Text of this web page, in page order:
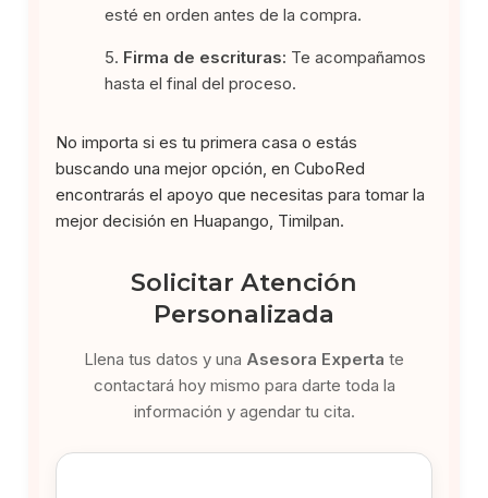
esté en orden antes de la compra.
Firma de escrituras: Te acompañamos
hasta el final del proceso.
No importa si es tu primera casa o estás
buscando una mejor opción, en CuboRed
encontrarás el apoyo que necesitas para tomar la
mejor decisión en Huapango, Timilpan.
Solicitar Atención
Personalizada
Llena tus datos y una Asesora Experta te
contactará hoy mismo para darte toda la
información y agendar tu cita.